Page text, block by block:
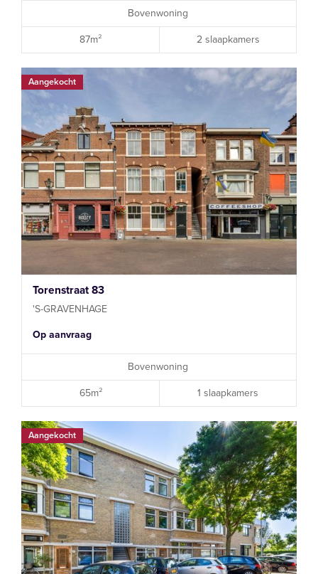
Bovenwoning
87m² 2 slaapkamers
Aangekocht
Torenstraat 83
'S-GRAVENHAGE
Op aanvraag
Bovenwoning
65m² 1 slaapkamers
Aangekocht